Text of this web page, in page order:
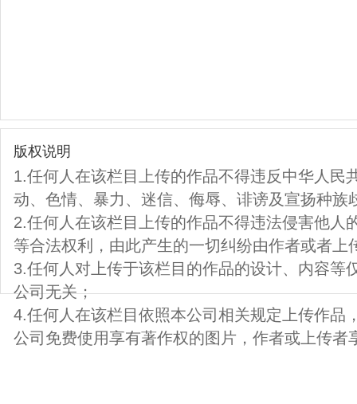
版权说明
1.任何人在该栏目上传的作品不得违反中华人民
动、色情、暴力、迷信、侮辱、诽谤及宣扬种族
2.任何人在该栏目上传的作品不得违法侵害他人
等合法权利，由此产生的一切纠纷由作者或者上
3.任何人对上传于该栏目的作品的设计、内容等
公司无关；
4.任何人在该栏目依照本公司相关规定上传作品
公司免费使用享有著作权的图片，作者或上传者